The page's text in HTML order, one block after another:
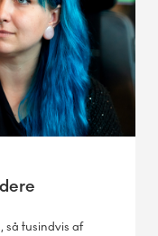
så tusindvis af